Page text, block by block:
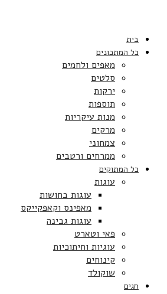
בית
כל המתכונים
מאפים ולחמים
סלטים
ירקות
תוספות
מנות עיקריות
מרקים
צמחוני
ממרחים ורטבים
כל המתוקים
עוגות
עוגות בחושות
מאפינס וקאפקייקס
עוגות גבינה
פאי וטארט
עוגיות וחיתוכיות
קינוחים
שוקולד
חגים